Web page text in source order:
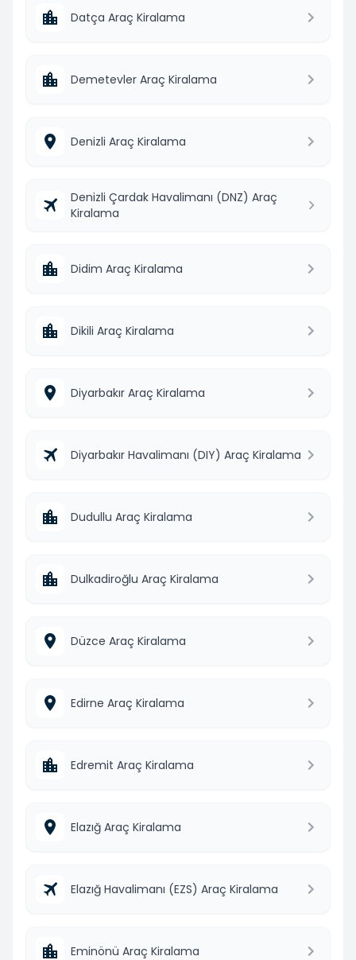
Datça Araç Kiralama
Demetevler Araç Kiralama
Denizli Araç Kiralama
Denizli Çardak Havalimanı (DNZ) Araç
Kiralama
Didim Araç Kiralama
Dikili Araç Kiralama
Diyarbakır Araç Kiralama
Diyarbakır Havalimanı (DIY) Araç Kiralama
Dudullu Araç Kiralama
Dulkadiroğlu Araç Kiralama
Düzce Araç Kiralama
Edirne Araç Kiralama
Edremit Araç Kiralama
Elazığ Araç Kiralama
Elazığ Havalimanı (EZS) Araç Kiralama
Eminönü Araç Kiralama